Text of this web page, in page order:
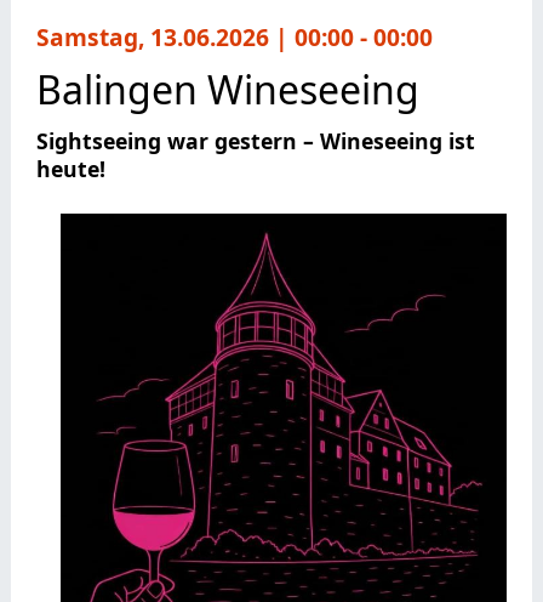
Samstag, 13.06.2026| 00:00 - 00:00
Balingen Wineseeing
Sightseeing war gestern – Wineseeing ist
heute!